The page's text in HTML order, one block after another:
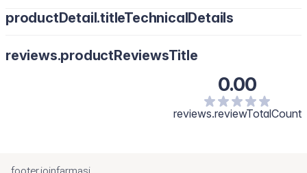
productDetail.titleTechnicalDetails
Polyacyladipate-2, Octyldodecanol, Diisostearyl Malate,
Wax, Mica, Calcium Sodium Borosilicate, Butyrospermum Parkii
(Shea) Butter, Phenoxyethanol, Persea Gratissima (Avocado) Oil,
Astrocaryum Murumuru Seed Butter, Garcinia Indica Seed Butter,
Triisostearate. [+/- May Contain: Titanium Dioxide/CI 77891,
reviews.productReviewsTitle
0.00
reviews.reviewTotalCount